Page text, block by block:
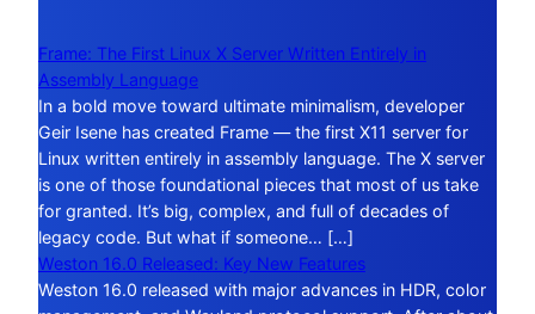
Frame: The First Linux X Server Written Entirely in
Assembly Language
In a bold move toward ultimate minimalism, developer
Geir Isene has created Frame — the first X11 server for
Linux written entirely in assembly language. The X server
is one of those foundational pieces that most of us take
for granted. It’s big, complex, and full of decades of
legacy code. But what if someone… […]
Weston 16.0 Released: Key New Features
Weston 16.0 released with major advances in HDR, color